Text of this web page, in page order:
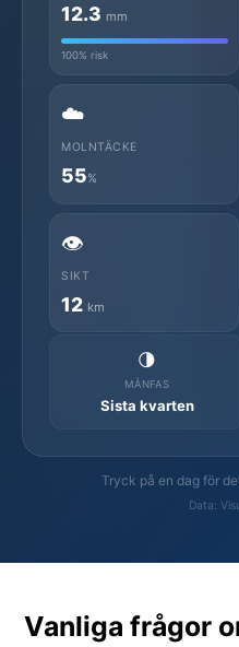
12.3 mm
100% risk
☁️
MOLNTÄCKE
55%
👁️
SIKT
12 km
🌗
MÅNFAS
Sista kvarten
Tryck på en dag för
Data:
Vanliga frågor